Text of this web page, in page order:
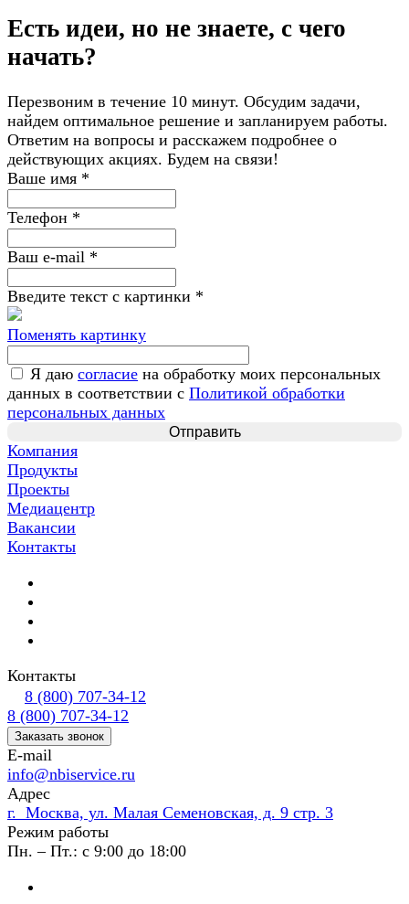
Есть идеи, но не знаете, с чего
начать?
Перезвоним в течение 10 минут. Обсудим задачи,
найдем оптимальное решение и запланируем работы.
Ответим на вопросы и расскажем подробнее о
действующих акциях. Будем на связи!
Ваше имя *
Телефон *
Ваш e-mail *
Введите текст с картинки *
Поменять картинку
Я даю согласие на обработку моих персональных
данных в соответствии с Политикой обработки
персональных данных
Компания
Продукты
Проекты
Медиацентр
Вакансии
Контакты
Контакты
8 (800) 707-34-12
8 (800) 707-34-12
Заказать звонок
E-mail
info@nbiservice.ru
Адрес
г. Москва, ул. Малая Семеновская, д. 9 стр. 3
Режим работы
Пн. – Пт.: с 9:00 до 18:00